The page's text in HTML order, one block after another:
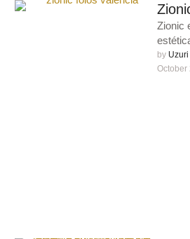
Zionic
by
October